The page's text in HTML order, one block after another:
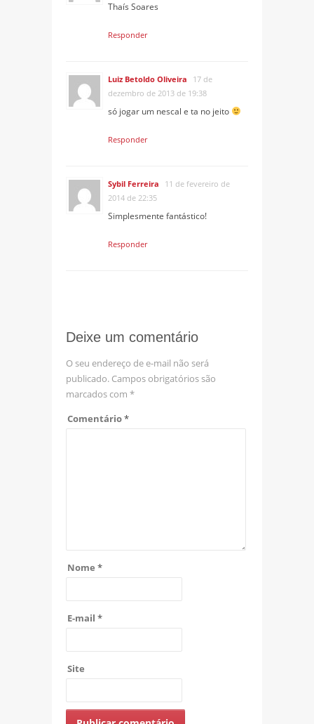
Thaís Soares
Responder
Luiz Betoldo Oliveira
17 de
dezembro de 2013 de 19:38
só jogar um nescal e ta no jeito
Responder
Sybil Ferreira
11 de fevereiro de
2014 de 22:35
Simplesmente fantástico!
Responder
Deixe um comentário
O seu endereço de e-mail não será
publicado. Campos obrigatórios são
marcados com *
Comentário*
Nome *
E-mail *
Site